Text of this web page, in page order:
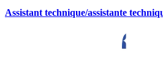
Assistant technique/assistante